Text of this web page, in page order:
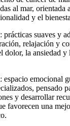
al mar, orientada
y el
: prácticas suaves y
relajación y
dolor, la ansiedad
: espacio emocional
pensado
y desarrollar
favorecen una